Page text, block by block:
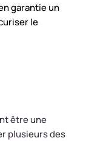
garantie un
le
être une
plusieurs des